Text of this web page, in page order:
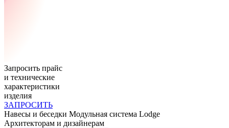
Запросить прайс
и технические
характеристики
изделия
ЗАПРОСИТЬ
Навесы и беседки Модульная система Lodge
Архитекторам и дизайнерам